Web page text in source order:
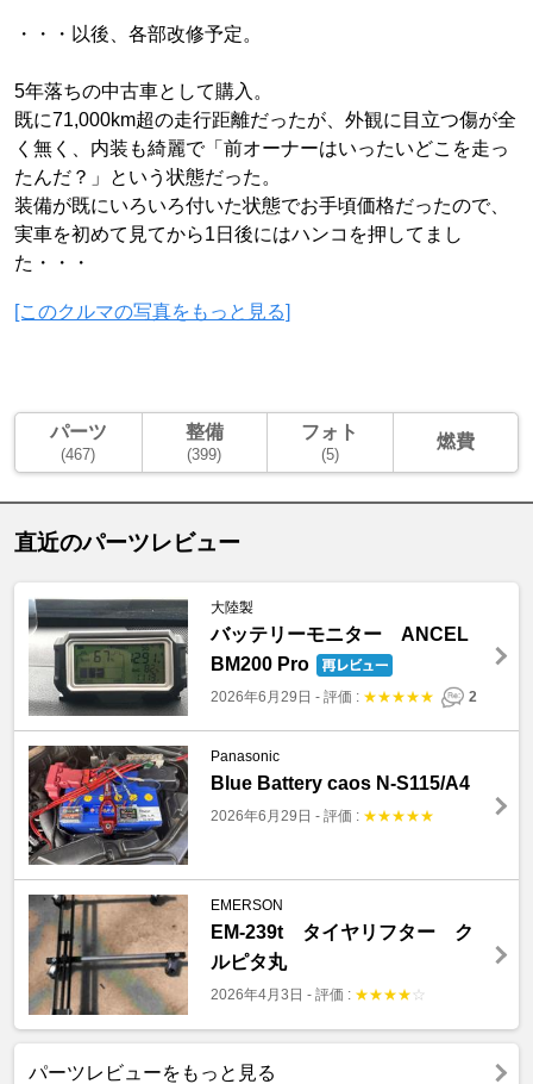
・・・以後、各部改修予定。
5年落ちの中古車として購入。
既に71,000km超の走行距離だったが、外観に目立つ傷が全
く無く、内装も綺麗で「前オーナーはいったいどこを走っ
たんだ？」という状態だった。
装備が既にいろいろ付いた状態でお手頃価格だったので、
実車を初めて見てから1日後にはハンコを押してまし
た・・・
[このクルマの写真をもっと見る]
パーツ
(467)
整備
(399)
フォト
(5)
燃費
直近のパーツレビュー
大陸製
バッテリーモニター ANCEL
BM200 Pro
2026年6月29日 - 評価 : ★★★★★ 2
Panasonic
Blue Battery caos N-S115/A4
2026年6月29日 - 評価 : ★★★★★
EMERSON
EM-239t タイヤリフター ク
ルピタ丸
2026年4月3日 - 評価 : ★★★★ ☆
パーツレビューをもっと見る